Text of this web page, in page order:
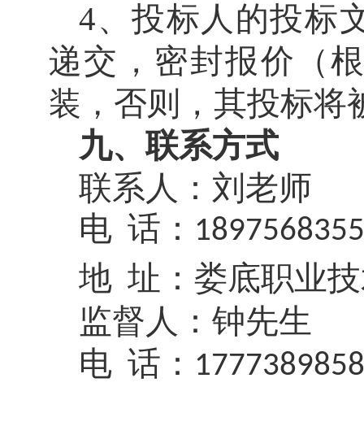
4、投标人的投标
递交，密封报价（
装 ， 否则，其投标将
九、联系方式
联系人： 刘老师
电 话：
地 址： 娄底职业
监督人： 钟先生
电 话：